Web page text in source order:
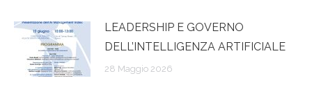
LEADERSHIP E GOVERNO
DELL’INTELLIGENZA ARTIFICIALE
28 Maggio 2026